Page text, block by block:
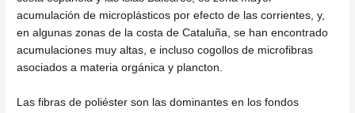
acumulación de microplásticos por efecto de las corrientes, y,
en algunas zonas de la costa de Cataluña, se han encontrado
acumulaciones muy altas, e incluso cogollos de microfibras
asociados a materia orgánica y plancton.
Las fibras de poliéster son las dominantes en los fondos